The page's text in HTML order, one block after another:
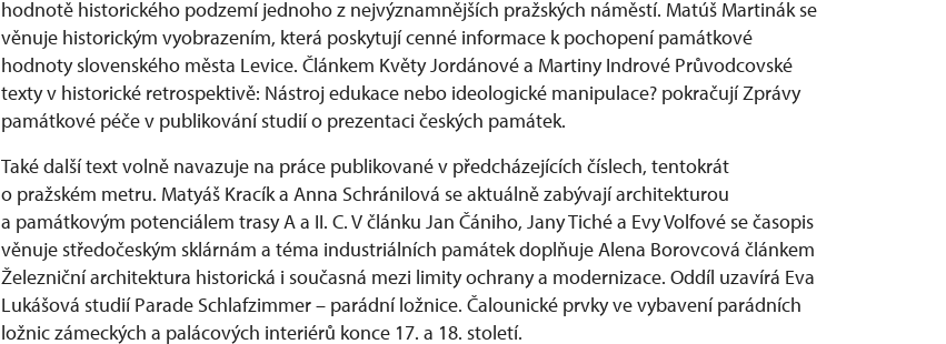
hodnotě historického podzemí jednoho z nejvýznamnějších pražských náměstí. Matúš Martinák se
věnuje historickým vyobrazením, která poskytují cenné informace k pochopení památkové
hodnoty slovenského města Levice. Článkem Květy Jordánové a Martiny Indrové Průvodcovské
texty v historické retrospektivě: Nástroj edukace nebo ideologické manipulace? pokračují Zprávy
památkové péče v publikování studií o prezentaci českých památek.
Také další text volně navazuje na práce publikované v předcházejících číslech, tentokrát
o pražském metru. Matyáš Kracík a Anna Schránilová se aktuálně zabývají architekturou
a památkovým potenciálem trasy A a II. C. V článku Jan Čániho, Jany Tiché a Evy Volfové se časopis
věnuje středočeským sklárnám a téma industriálních památek doplňuje Alena Borovcová článkem
Železniční architektura historická i současná mezi limity ochrany a modernizace. Oddíl uzavírá Eva
Lukášová studií Parade Schlafzimmer – parádní ložnice. Čalounické prvky ve vybavení parádních
ložnic zámeckých a palácových interiérů konce 17. a 18. století.